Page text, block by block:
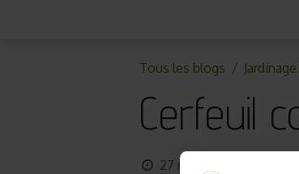
Tous les blogs
Cerfeuil
27 novembre 2017